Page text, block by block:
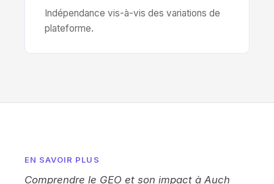
Indépendance vis-à-vis des variations de
plateforme.
EN SAVOIR PLUS
Comprendre le GEO et son impact à Auch